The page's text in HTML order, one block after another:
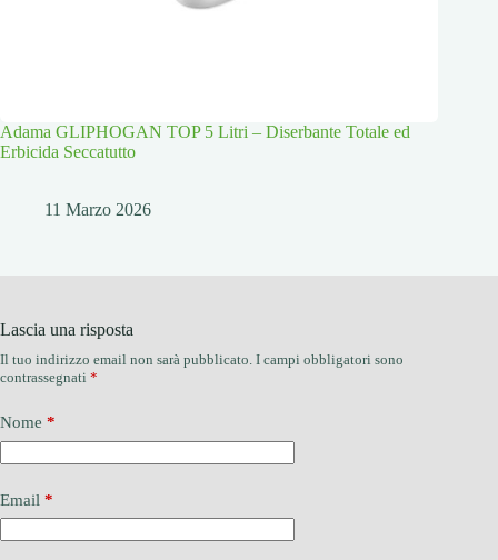
Adama GLIPHOGAN TOP 5 Litri – Diserbante Totale ed
Erbicida Seccatutto
11 Marzo 2026
Lascia una risposta
Il tuo indirizzo email non sarà pubblicato. I campi obbligatori sono
contrassegnati *
Nome *
Email *